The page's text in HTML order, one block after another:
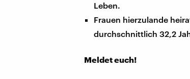
Leben.
Frauen hierzulande
durchschnittlich 32,2
Meldet euch!